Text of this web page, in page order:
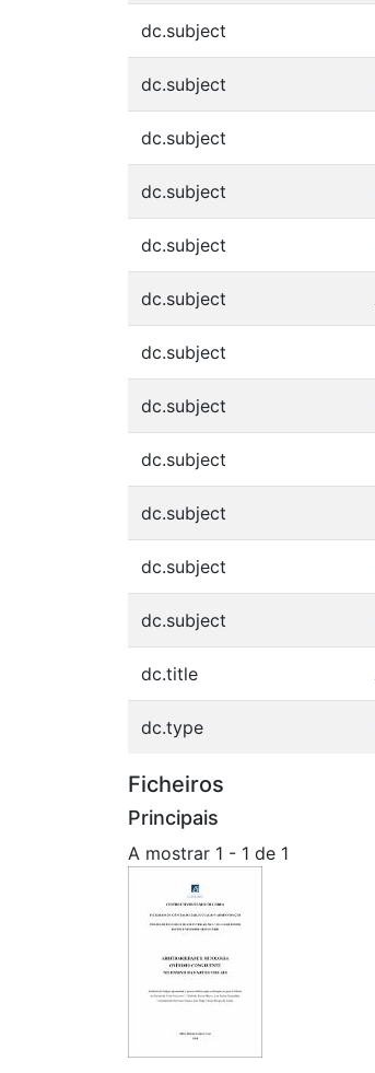
dc.subject
dc.subject
dc.subject
dc.subject
dc.subject
dc.subject
dc.subject
dc.subject
dc.subject
dc.subject
dc.subject
dc.subject
dc.title
dc.type
Ficheiros
Principais
A mostrar 1 - 1 de 1